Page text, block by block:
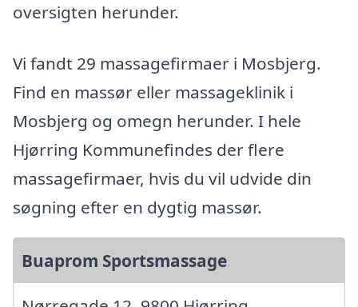
oversigten herunder.
Vi fandt 29 massagefirmaer i Mosbjerg.
Find en massør eller massageklinik i
Mosbjerg og omegn herunder. I hele
Hjørring Kommunefindes der flere
massagefirmaer, hvis du vil udvide din
søgning efter en dygtig massør.
Buaprom Sportsmassage